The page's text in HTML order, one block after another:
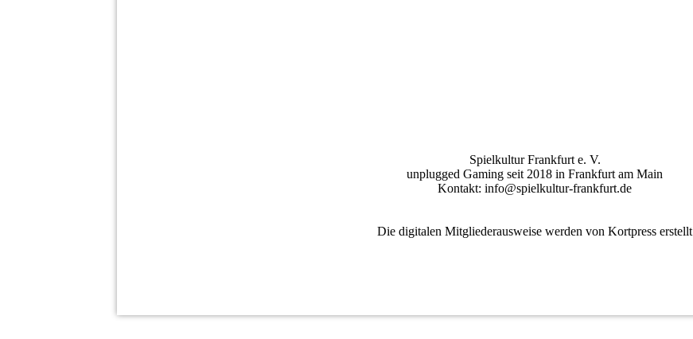
Spielkultur Frankfurt e. V.
unplugged Gaming seit 2018 in Frankfurt am Main
Kontakt: info@spielkultur-frankfurt.de
Die digitalen Mitgliederausweise werden von Kortpress erstellt